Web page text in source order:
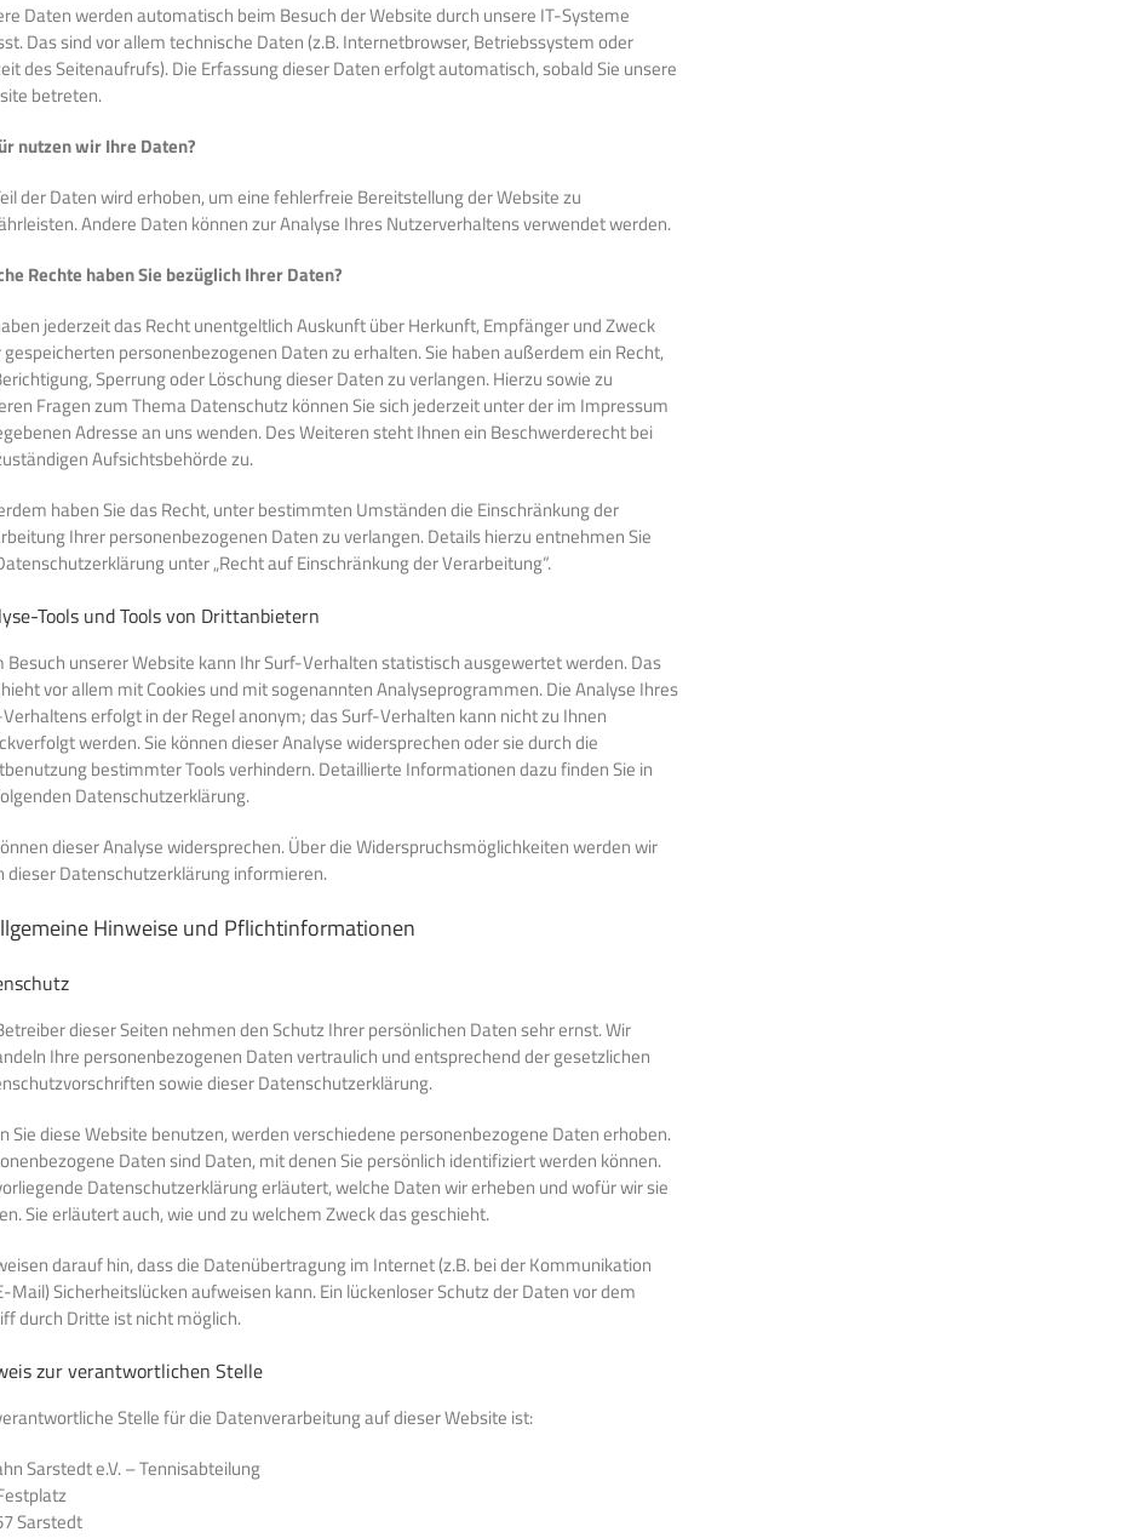
Daten werden automatisch beim Besuch der Website durch unsere IT-Systeme
Das sind vor allem technische Daten (z.B. Internetbrowser, Betriebssystem oder
des Seitenaufrufs). Die Erfassung dieser Daten erfolgt automatisch, sobald Sie unsere
betreten.
nutzen wir Ihre Daten?
der Daten wird erhoben, um eine fehlerfreie Bereitstellung der Website zu
Andere Daten können zur Analyse Ihres Nutzerverhaltens verwendet werden.
Rechte haben Sie bezüglich Ihrer Daten?
jederzeit das Recht unentgeltlich Auskunft über Herkunft, Empfänger und Zweck
gespeicherten personenbezogenen Daten zu erhalten. Sie haben außerdem ein Recht,
Sperrung oder Löschung dieser Daten zu verlangen. Hierzu sowie zu
Fragen zum Thema Datenschutz können Sie sich jederzeit unter der im Impressum
Adresse an uns wenden. Des Weiteren steht Ihnen ein Beschwerderecht bei
Aufsichtsbehörde zu.
haben Sie das Recht, unter bestimmten Umständen die Einschränkung der
Ihrer personenbezogenen Daten zu verlangen. Details hierzu entnehmen Sie
unter „Recht auf Einschränkung der Verarbeitung“.
Tools und Tools von Drittanbietern
Besuch unserer Website kann Ihr Surf-Verhalten statistisch ausgewertet werden. Das
vor allem mit Cookies und mit sogenannten Analyseprogrammen. Die Analyse Ihres
erfolgt in der Regel anonym; das Surf-Verhalten kann nicht zu Ihnen
werden. Sie können dieser Analyse widersprechen oder sie durch die
bestimmter Tools verhindern. Detaillierte Informationen dazu finden Sie in
Datenschutzerklärung.
dieser Analyse widersprechen. Über die Widerspruchsmöglichkeiten werden wir
dieser Datenschutzerklärung informieren.
Hinweise und Pflichtinformationen
dieser Seiten nehmen den Schutz Ihrer persönlichen Daten sehr ernst. Wir
Ihre personenbezogenen Daten vertraulich und entsprechend der gesetzlichen
sowie dieser Datenschutzerklärung.
Sie diese Website benutzen, werden verschiedene personenbezogene Daten erhoben.
Daten sind Daten, mit denen Sie persönlich identifiziert werden können.
Datenschutzerklärung erläutert, welche Daten wir erheben und wofür wir sie
Sie erläutert auch, wie und zu welchem Zweck das geschieht.
darauf hin, dass die Datenübertragung im Internet (z.B. bei der Kommunikation
Mail) Sicherheitslücken aufweisen kann. Ein lückenloser Schutz der Daten vor dem
durch Dritte ist nicht möglich.
zur verantwortlichen Stelle
Stelle für die Datenverarbeitung auf dieser Website ist:
Sarstedt e.V. – Tennisabteilung
Sarstedt